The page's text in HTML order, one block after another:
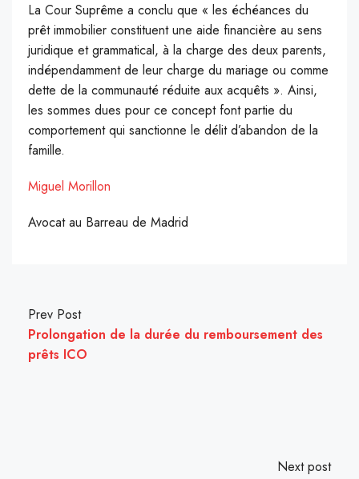
La Cour Suprême a conclu que « les échéances du
prêt immobilier constituent une aide financière au sens
juridique et grammatical, à la charge des deux parents,
indépendamment de leur charge du mariage ou comme
dette de la communauté réduite aux acquêts ». Ainsi,
les sommes dues pour ce concept font partie du
comportement qui sanctionne le délit d’abandon de la
famille.
Miguel Morillon
Avocat au Barreau de Madrid
Prev Post
Prolongation de la durée du remboursement des
prêts ICO
Next post